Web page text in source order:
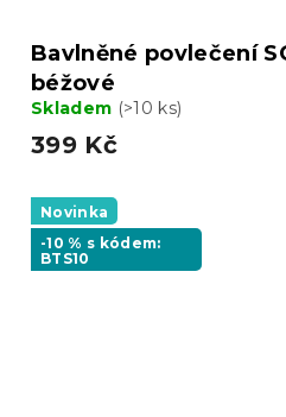
Bavlněné povlečení
béžové
Skladem (>10 ks)
399 Kč
Novinka
-10 % s kódem:
BTS10